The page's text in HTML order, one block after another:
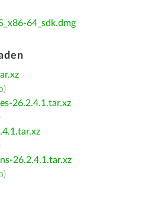
64_sdk.dmg
)
26.2.4.1.tar.xz
26.2.4.1.tar.xz
)